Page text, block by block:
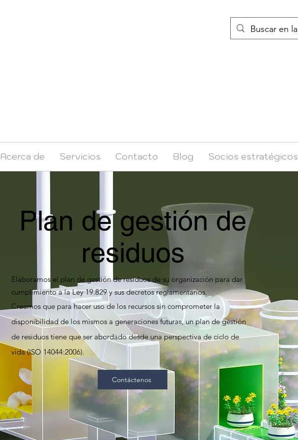
Acerca de Servicios Contacto Blog Socios estratégicos
Plan de gestión de
residuos
Elaboramos el plan de gestión de residuos de su organización para dar
cumplimiento a la Ley 19.829 y sus decretos reglamentarios.
Creemos que para hacer uso de los recursos sin comprometer la
disponibilidad de los mismos a generaciones futuras, un plan de gestión
de residuos tiene que ser abordado desde una perspectiva de ciclo de
vida (ISO 14044:2006).
Contáctenos